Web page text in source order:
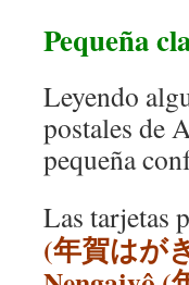
Pequeña
Leyendo
postales de
pequeña
Las tarjetas
(年賀はが